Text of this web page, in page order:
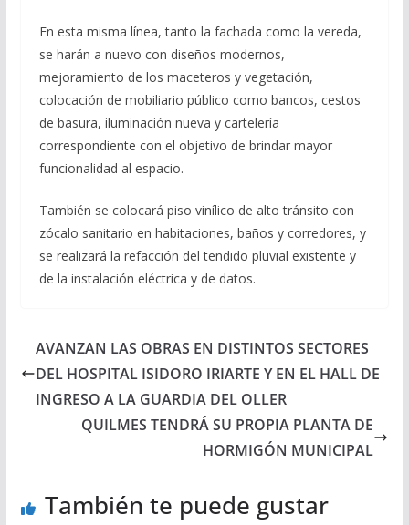
En esta misma línea, tanto la fachada como la vereda,
se harán a nuevo con diseños modernos,
mejoramiento de los maceteros y vegetación,
colocación de mobiliario público como bancos, cestos
de basura, iluminación nueva y cartelería
correspondiente con el objetivo de brindar mayor
funcionalidad al espacio.
También se colocará piso vinílico de alto tránsito con
zócalo sanitario en habitaciones, baños y corredores, y
se realizará la refacción del tendido pluvial existente y
de la instalación eléctrica y de datos.
AVANZAN LAS OBRAS EN DISTINTOS SECTORES
DEL HOSPITAL ISIDORO IRIARTE Y EN EL HALL DE
INGRESO A LA GUARDIA DEL OLLER
QUILMES TENDRÁ SU PROPIA PLANTA DE
HORMIGÓN MUNICIPAL
También te puede gustar